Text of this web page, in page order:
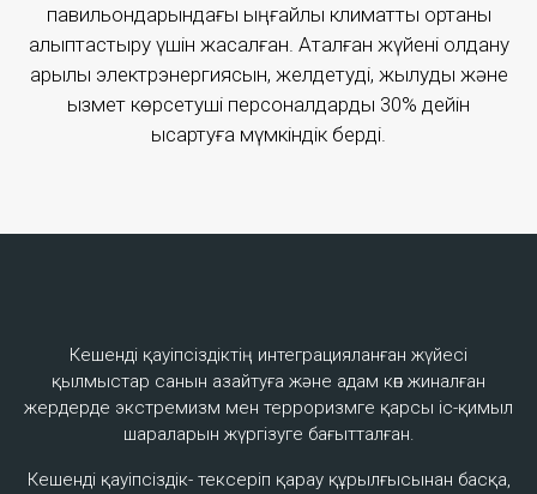
павильондарындағы ыңғайлы климаттық ортаны
қалыптастыру үшін жасалған. Аталған жүйені қолдану
арқылы электрэнергиясын, желдетуді, жылуды және
қызмет көрсетуші персоналдарды 30% дейін
қысқартуға мүмкіндік берді.
Кешенді қауіпсіздіктің интеграцияланған жүйесі
қылмыстар санын азайтуға және адам көп жиналған
жердерде экстремизм мен терроризмге қарсы іс-қимыл
шараларын жүргізуге бағытталған.
Кешенді қауіпсіздік- тексеріп қарау құрылғысынан басқа,
More
Integrated Safety & Security
reduction in the number of crimes and assurance of